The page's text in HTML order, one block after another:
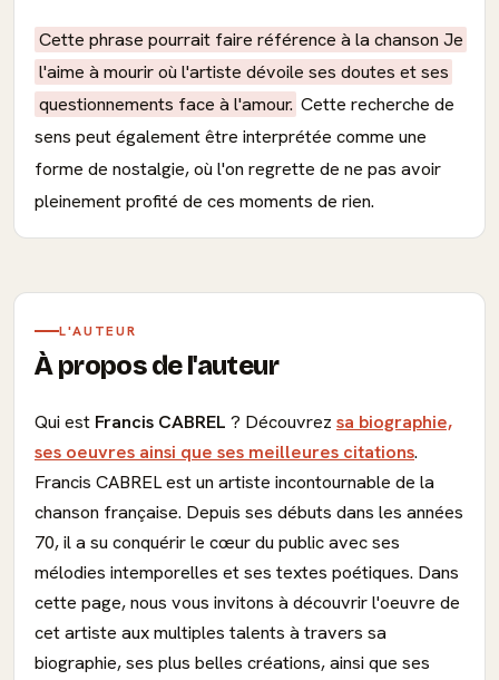
Cette phrase pourrait faire référence à la chanson Je
l'aime à mourir où l'artiste dévoile ses doutes et ses
questionnements face à l'amour. Cette recherche de
sens peut également être interprétée comme une
forme de nostalgie, où l'on regrette de ne pas avoir
pleinement profité de ces moments de rien.
L'AUTEUR
À propos de l'auteur
Qui est Francis CABREL ? Découvrez sa biographie,
ses oeuvres ainsi que ses meilleures citations.
Francis CABREL est un artiste incontournable de la
chanson française. Depuis ses débuts dans les années
70, il a su conquérir le cœur du public avec ses
mélodies intemporelles et ses textes poétiques. Dans
cette page, nous vous invitons à découvrir l'oeuvre de
cet artiste aux multiples talents à travers sa
biographie, ses plus belles créations, ainsi que ses